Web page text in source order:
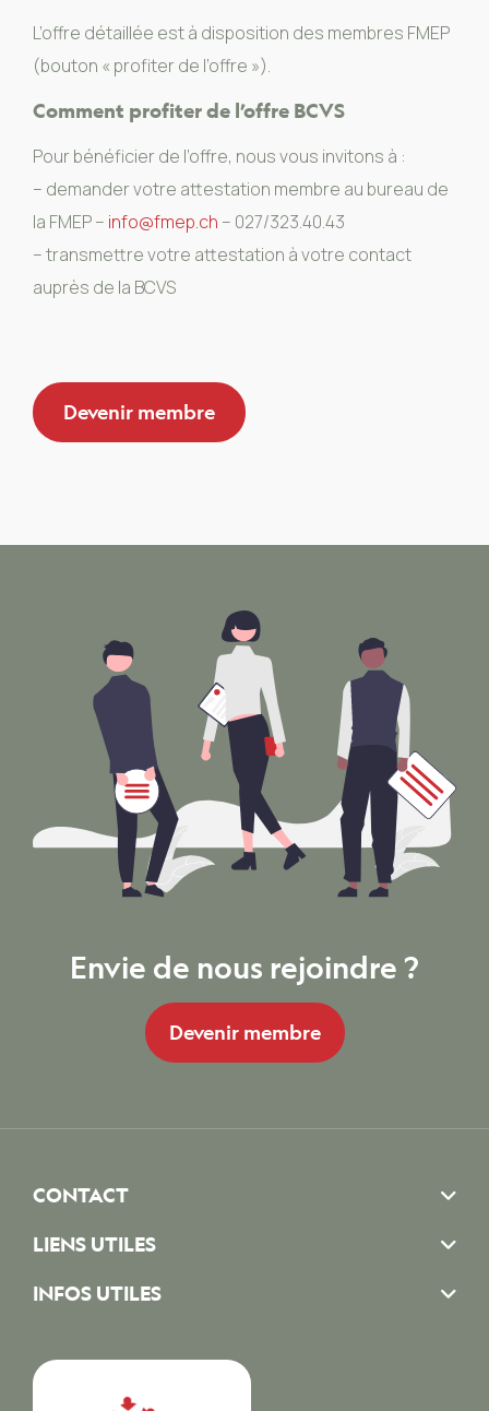
L’offre détaillée est à disposition des membres FMEP
(bouton « profiter de l’offre »).
Comment profiter de l’offre BCVS
Pour bénéficier de l’offre, nous vous invitons à :
– demander votre attestation membre au bureau de
la FMEP – info@fmep.ch – 027/323.40.43
– transmettre votre attestation à votre contact
auprès de la BCVS
Devenir membre
Envie de nous rejoindre ?
Devenir membre
CONTACT
LIENS UTILES
INFOS UTILES